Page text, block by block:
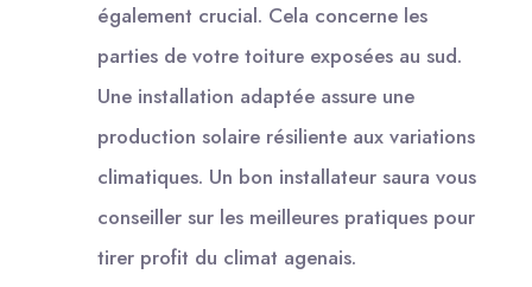
également crucial. Cela concerne les
parties de votre toiture exposées au sud.
Une installation adaptée assure une
production solaire résiliente aux variations
climatiques. Un bon installateur saura vous
conseiller sur les meilleures pratiques pour
tirer profit du climat agenais.